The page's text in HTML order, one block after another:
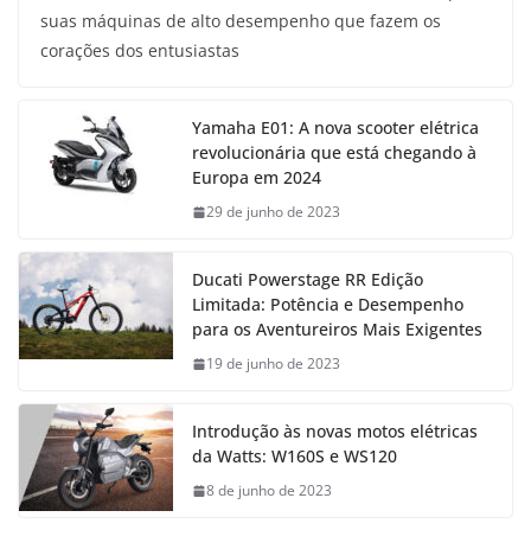
suas máquinas de alto desempenho que fazem os
corações dos entusiastas
Yamaha E01: A nova scooter elétrica
revolucionária que está chegando à
Europa em 2024
29 de junho de 2023
Ducati Powerstage RR Edição
Limitada: Potência e Desempenho
para os Aventureiros Mais Exigentes
19 de junho de 2023
Introdução às novas motos elétricas
da Watts: W160S e WS120
8 de junho de 2023